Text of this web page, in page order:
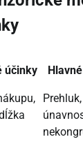
účinky
Prehluk,